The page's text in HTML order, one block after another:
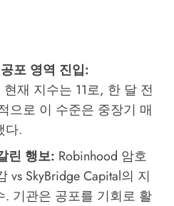
포 영역 진입:
현재 지수는 11로, 한 달 전
으로 이 수준은 중장기 매
다.
린 행보: Robinhood 암호
vs SkyBridge Capital의 지
. 기관은 공포를 기회로 활